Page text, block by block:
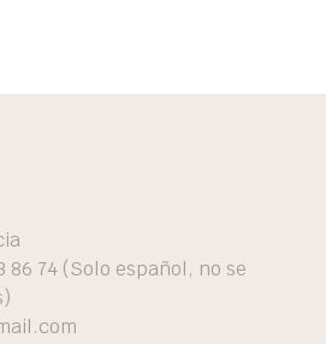
86 74 (Solo español, no se